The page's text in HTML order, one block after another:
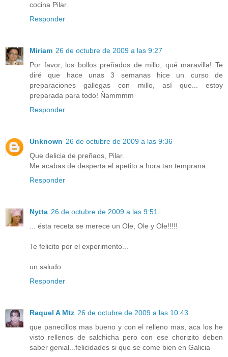
cocina Pilar.
Responder
Miriam 26 de octubre de 2009 a las 9:27
Por favor, los bollos preñados de millo, qué maravilla! Te
diré que hace unas 3 semanas hice un curso de
preparaciones gallegas con millo, así que... estoy
preparada para todo! Ñammmm
Responder
Unknown 26 de octubre de 2009 a las 9:36
Que delicia de preñaos, Pilar.
Me acabas de desperta el apetito a hora tan temprana.
Responder
Nytta 26 de octubre de 2009 a las 9:51
... ésta receta se merece un Ole, Ole y Ole!!!!!
Te felicito por el experimento...
un saludo
Responder
Raquel A Mtz 26 de octubre de 2009 a las 10:43
que panecillos mas bueno y con el relleno mas, aca los he
visto rellenos de salchicha pero con ese chorizito deben
saber genial...felicidades si que se come bien en Galicia